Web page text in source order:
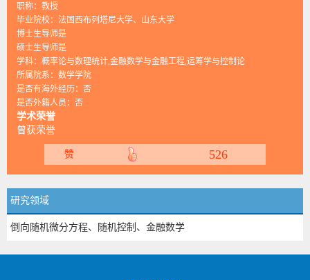
职称：教授
毕业院校：法国西布列塔尼大学、山东大学
博士生导师是
硕士生导师是
学科：概率论与数理统计,金融数学与金融工程,运筹学与控制论
所属院系：数学学院
是否有海外经历：否
是否外籍人员：否
学术荣誉
曾获荣誉
赞 526
研究领域
倒向随机微分方程、随机控制、金融数学